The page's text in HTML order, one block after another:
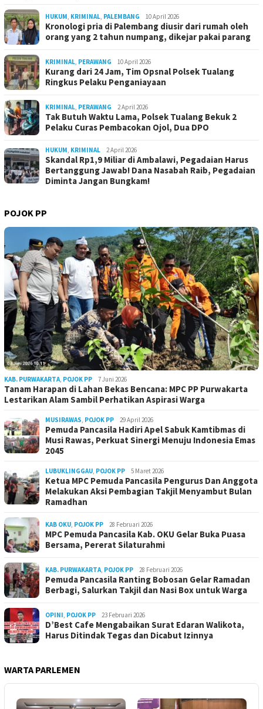
HUKUM, KRIMINAL, PALEMBANG 10 April 2026
Kronologi pria di Palembang diusir dari rumah oleh
orang yang 2 tahun numpang, dikejar pakai parang
KRIMINAL, PERAWANG 10 April 2026
Kurang dari 24 Jam, Tim Opsnal Polsek Tualang
Ringkus Pelaku Penganiayaan
KRIMINAL, PERAWANG 2 April 2026
Tak Butuh Waktu Lama, Polsek Tualang Bekuk 2
Pelaku Curas Pembacokan Ojol, Dua DPO
HUKUM, KRIMINAL 2 April 2026
Skandal Rp1,9 Miliar di Ambalawi, Pegadaian Harus
Bertanggung Jawab! Dana Nasabah Raib, Pegadaian
Diminta Jangan Bungkam!
POJOK PP
KAB. PURWAKARTA, POJOK PP 7 Juni 2026
Tanam Harapan di Lahan Bekas Bencana: MPC PP Purwakarta
Lestarikan Alam Sambil Perhatikan Aspirasi Warga
MUSIRAWAS, POJOK PP 29 April 2026
Pemuda Pancasila Hadiri Apel Sabuk Kamtibmas di
Musi Rawas, Perkuat Sinergi Menuju Indonesia Emas
2045
LUBUKLINGGAU, POJOK PP 5 Maret 2026
Ketua MPC Pemuda Pancasila Pengurus Dan Anggota
Melakukan Aksi Pembagian Takjil Menyambut Bulan
Ramadhan
KAB OKU, POJOK PP 28 Februari 2026
MPC Pemuda Pancasila Kab. OKU Gelar Buka Puasa
Bersama, Pererat Silaturahmi
KAB. PURWAKARTA, POJOK PP 28 Februari 2026
Pemuda Pancasila Ranting Bobosan Gelar Ramadan
Berbagi, Salurkan Takjil dan Nasi Box untuk Warga
OPINI, POJOK PP 23 Februari 2026
D’Best Cafe Mengabaikan Surat Edaran Walikota,
Harus Ditindak Tegas dan Dicabut Izinnya
WARTA PARLEMEN